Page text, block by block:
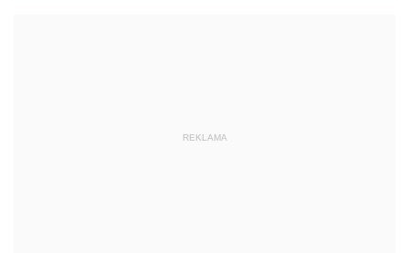
REKLAMA